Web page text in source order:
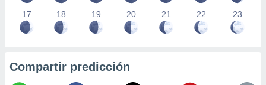
17 18 19 20 21 22 23
Compartir predicción